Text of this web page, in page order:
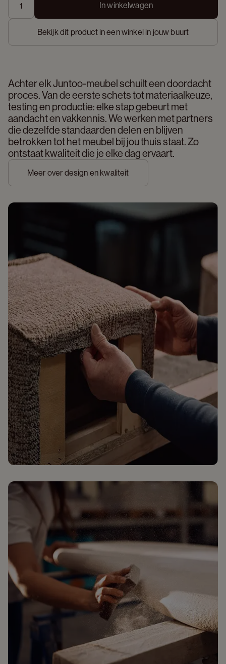
In winkelwagen
Bekijk dit product in een winkel in jouw buurt
Achter elk Juntoo-meubel schuilt een doordacht
proces. Van de eerste schets tot materiaalkeuze,
testing en productie: elke stap gebeurt met
aandacht en vakkennis. We werken met partners
die dezelfde standaarden delen en blijven
betrokken tot het meubel bij jou thuis staat. Zo
ontstaat kwaliteit die je elke dag ervaart.
Meer over design en kwaliteit